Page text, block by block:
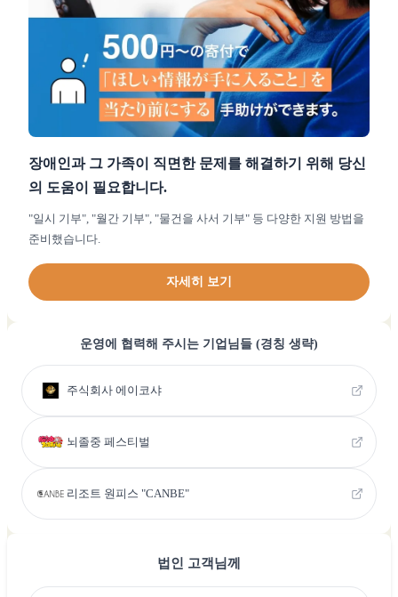
장애인과 그 가족이 직면한 문제를 해결하기 위해 당신
의 도움이 필요합니다.
"일시 기부", "월간 기부", "물건을 사서 기부" 등 다양한 지원 방법을
준비했습니다.
자세히 보기
운영에 협력해 주시는 기업님들 (경칭 생략)
주식회사 에이코샤
뇌졸중 페스티벌
리조트 원피스 "CANBE"
법인 고객님께